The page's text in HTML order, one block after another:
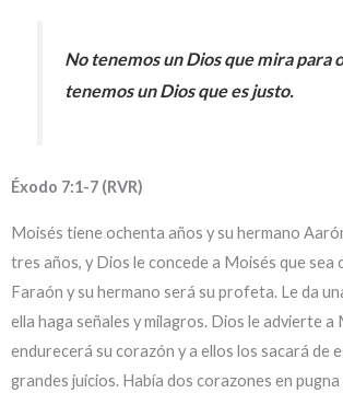
No tenemos un Dios que mira para
tenemos un Dios que es justo.
Éxodo 7:1-7 (RVR)
Moisés tiene ochenta años y su hermano
tres años, y Dios le concede a Moisés que sea
Faraón y su hermano será su profeta. Le da
ella haga señales y milagros. Dios le advierte a
endurecerá su corazón y a ellos los sacará de
grandes juicios. Había dos corazones en